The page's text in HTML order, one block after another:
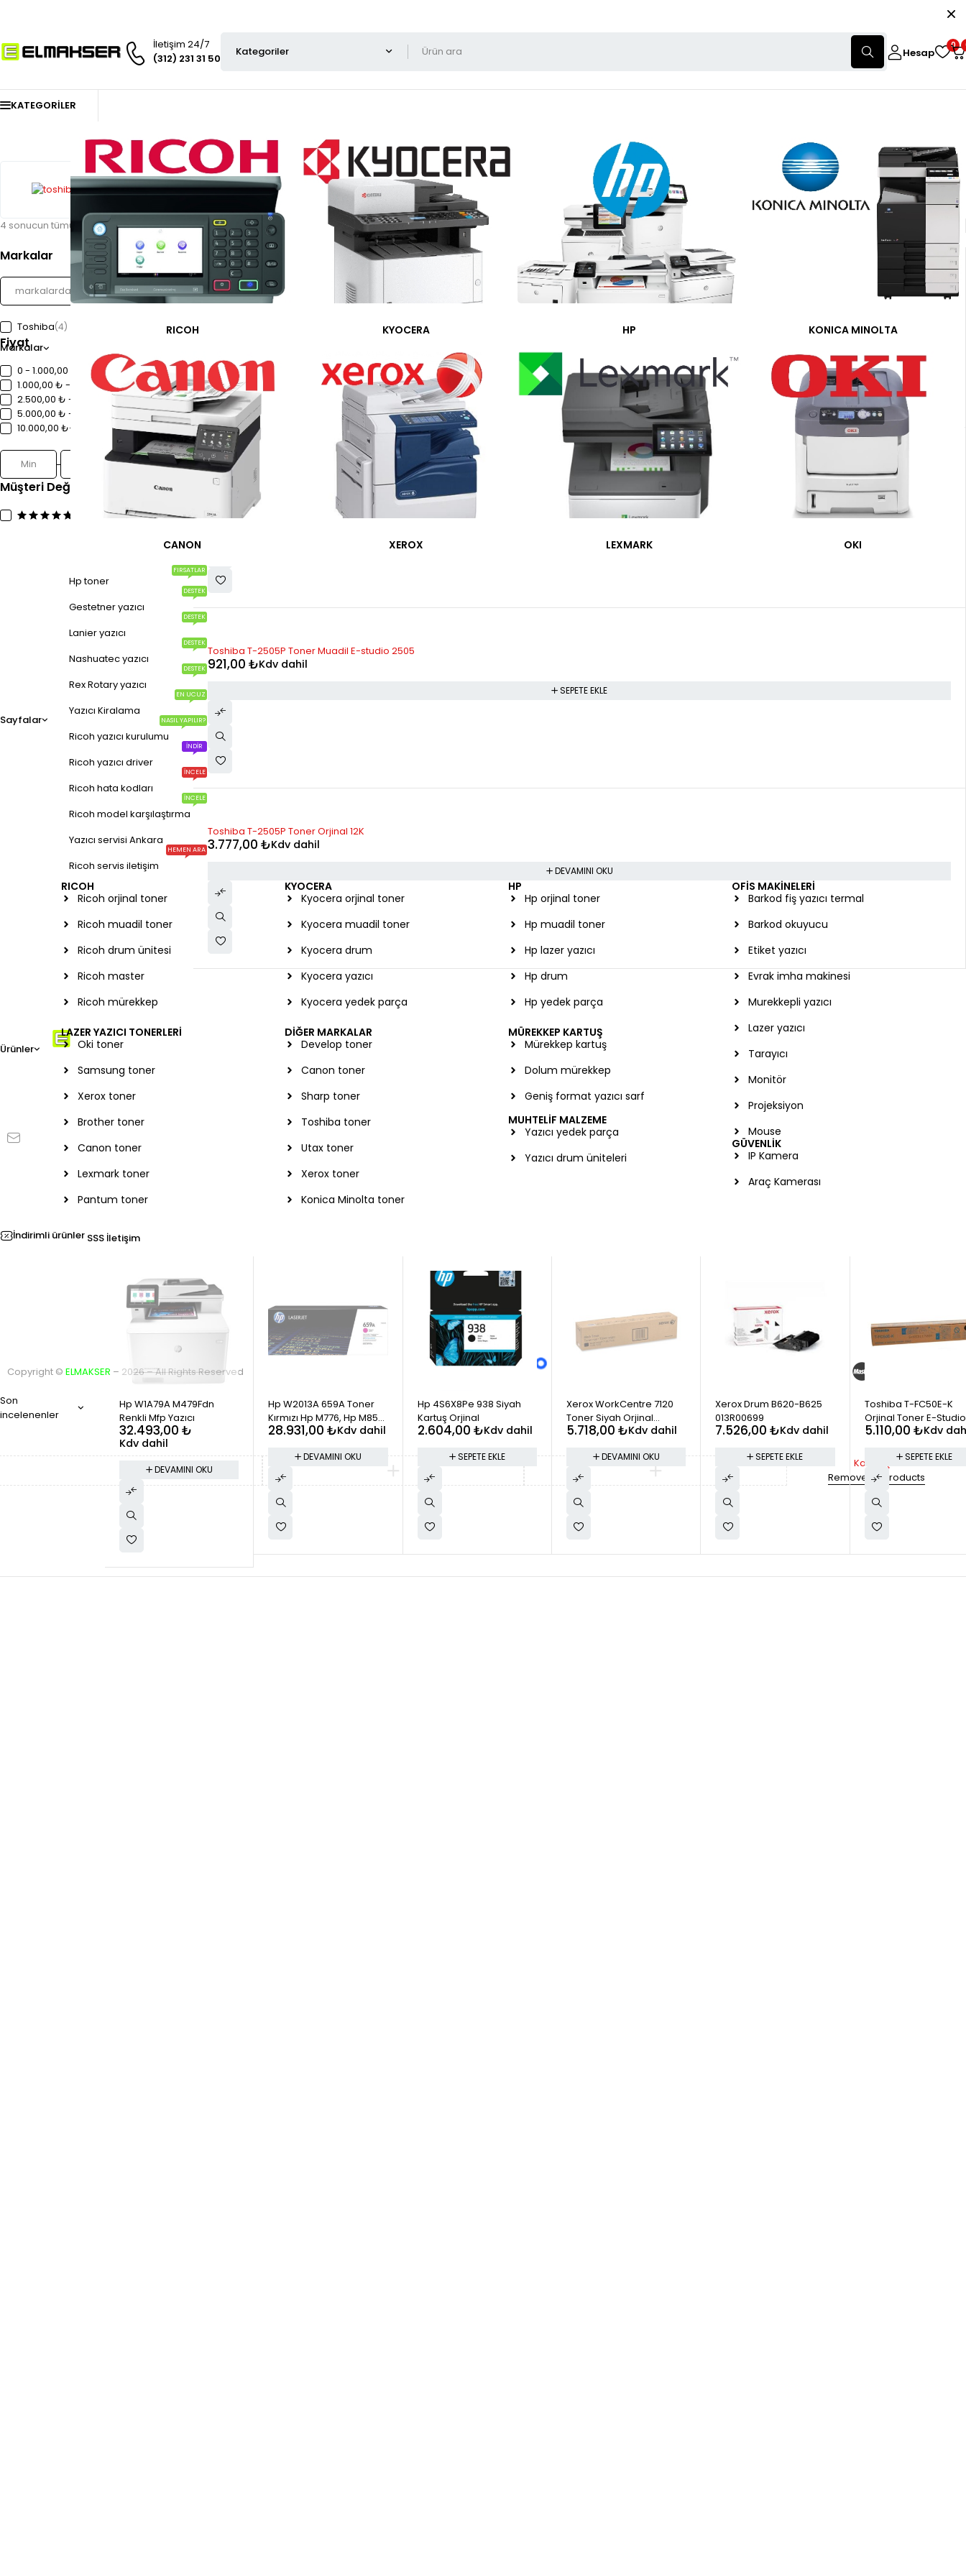
İletişim 24/7
(312) 231 31 50
Hesap
0
KATEGORILER
Markalar
RICOH
CANON
KYOCERA
XEROX
HP
LEXMARK
KONICA MINOLTA
OKI
Sayfalar
Hp toner
FIRSATLAR
Gestetner yazıcı
DESTEK
Lanier yazıcı
DESTEK
Nashuatec yazıcı
DESTEK
Rex Rotary yazıcı
DESTEK
Yazıcı Kiralama
EN UCUZ
Ricoh yazıcı kurulumu
NASIL YAPILIR?
Ricoh yazıcı driver
İNDIR
Ricoh hata kodları
İNCELE
Ricoh model karşılaştırma
İNCELE
Yazıcı servisi Ankara
Ricoh servis iletişim
HEMEN ARA
Ürünler
RICOH
Ricoh orjinal toner
Ricoh muadil toner
Ricoh drum ünitesi
Ricoh master
Ricoh mürekkep
LAZER YAZICI TONERLERİ
Oki toner
Samsung toner
Xerox toner
Brother toner
Canon toner
Lexmark toner
Pantum toner
KYOCERA
Kyocera orjinal toner
Kyocera muadil toner
Kyocera drum
Kyocera yazıcı
Kyocera yedek parça
DİĞER MARKALAR
Develop toner
Canon toner
Sharp toner
Toshiba toner
Utax toner
Xerox toner
Konica Minolta toner
HP
Hp orjinal toner
Hp muadil toner
Hp lazer yazıcı
Hp drum
Hp yedek parça
MÜREKKEP KARTUŞ
Mürekkep kartuş
Dolum mürekkep
Geniş format yazıcı sarf
MUHTELİF MALZEME
Yazıcı yedek parça
Yazıcı drum üniteleri
OFİS MAKİNELERİ
Barkod fiş yazıcı termal
Barkod okuyucu
Etiket yazıcı
Evrak imha makinesi
Murekkepli yazıcı
Lazer yazıcı
Tarayıcı
Monitör
Projeksiyon
Mouse
GÜVENLİK
IP Kamera
Araç Kamerası
İndirimli ürünler SSS İletişim
Son
incelenenler
STOK YOK
Hp W1A79A M479Fdn
Renkli Mfp Yazıcı
32.493,00 ₺
Kdv dahil
DEVAMINI OKU
STOK YOK
Hp W2013A 659A Toner
Kırmızı Hp M776, Hp M856
Orjinal
28.931,00₺Kdv dahil
DEVAMINI OKU
Hp 4S6X8Pe 938 Siyah
Kartuş Orjinal
2.604,00 ₺Kdv dahil
SEPETE EKLE
STOK YOK
Xerox WorkCentre 7120
Toner Siyah Orjinal
006R01461
5.718,00 ₺Kdv dahil
DEVAMINI OKU
Xerox Drum B620-B625
013R00699
7.526,00₺Kdv dahil
SEPETE EKLE
Toshiba T-FC50E-K
Orjinal Toner E-Studio
2555
5.110,00 ₺Kdv
SEPETE EKLE
Markalar
Toshiba(4)
Fiyat
0 - 1.000,00 ₺
1.000,00 ₺ - 2.500,00 ₺
2.500,00 ₺ - 5.000,00 ₺
5.000,00 ₺ - 10.000,00 ₺
10.000,00 ₺+
Süz
Müşteri Değerlendirmeleri
4 sonucun tümü gösteriliyor Yalnız indirimli ürünleri göster Varsayılan Sıralama
STOK YOK
Toshiba T-1640 E Toner Orjinal E-Studio 163
2.227,00₺Kdv dahil
Toshiba T-2505E Toner Muadil 10K
921,00 ₺
Toshiba T-2505P Toner Muadil E-studio 2505
921,00 ₺Kdv dahil
SEPETE EKLE
STOK YOK
Toshiba T-2505P Toner Orjinal 12K
3.777,00 ₺Kdv dahil
DEVAMINI OKU
ELMAKSER ELEKTRONİK
Çankaya - 06570 -Çankaya -
ANKARA
(312) 231 31 50
Ricoh teknik servis
Kyocera yazıcı servisi
Hp yazıcı servisi
Yazıcı kiralama Ankara
Yazıcı servisi Ankara
Nakliye Politikası
HESABIM
Sepet
Yeni üyelik
Siparişlerim
İstek listem
Haber bülteni
Bugün size nasıl yardımcı
Düşüncelerinizi duymayı çok
isteriz!
Copyright © ELMAKSER – 2026 – All Rights Reserved
Karşılaştır
Remove all products